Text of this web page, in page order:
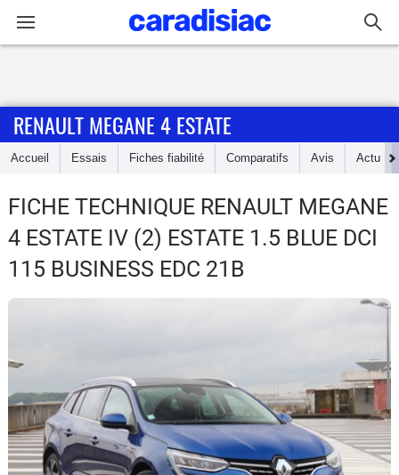
Accueil
Essais
Guide
d'achat
Utilitaires
Flottes
Auto
RENAULT MEGANE 4 ESTATE
Accueil Essais Fiches fiabilité Comparatifs Avis Actu
FICHE TECHNIQUE RENAULT MEGANE
4 ESTATE IV (2) ESTATE 1.5 BLUE DCI
115 BUSINESS EDC 21B